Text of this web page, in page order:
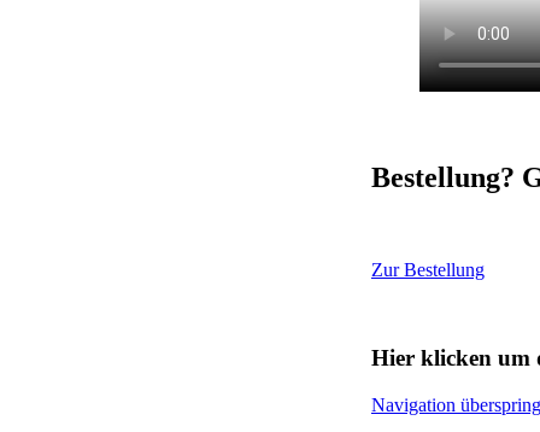
Bestellung?
Zur Bestellung
Hier klicken um
Navigation